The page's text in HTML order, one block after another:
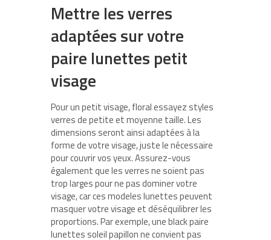
Mettre les verres
adaptées sur votre
paire lunettes petit
visage
Pour un petit visage, floral essayez styles
verres de petite et moyenne taille. Les
dimensions seront ainsi adaptées à la
forme de votre visage, juste le nécessaire
pour couvrir vos yeux. Assurez-vous
également que les verres ne soient pas
trop larges pour ne pas dominer votre
visage, car ces modeles lunettes peuvent
masquer votre visage et déséquilibrer les
proportions. Par exemple, une black paire
lunettes soleil papillon ne convient pas